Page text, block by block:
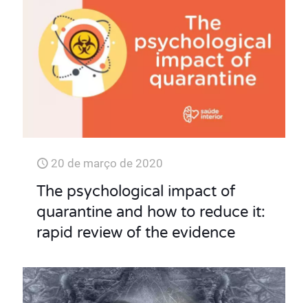
20 de março de 2020
The psychological impact of
quarantine and how to reduce it:
rapid review of the evidence